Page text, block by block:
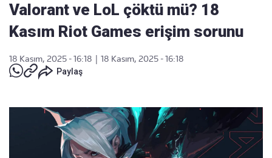
Valorant ve LoL çöktü mü? 18
Kasım Riot Games erişim sorunu
18 Kasım, 2025 - 16:18
18 Kasım, 2025 - 16:18
Paylaş